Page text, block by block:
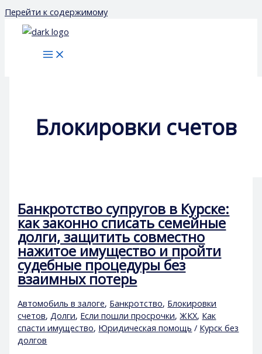
Перейти к содержимому
Блокировки счетов
Банкротство супругов в Курске:
как законно списать семейные
долги, защитить совместно
нажитое имущество и пройти
судебные процедуры без
взаимных потерь
Автомобиль в залоге, Банкротство, Блокировки
счетов,Долги, Если пошли просрочки,ЖКХ, Как
спасти имущество, Юридическая помощь / Курск без
долгов